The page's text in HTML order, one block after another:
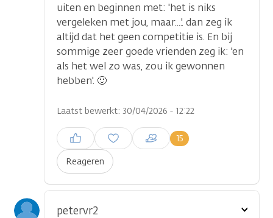
uiten en beginnen met: 'het is niks
vergeleken met jou, maar....'. dan zeg ik
altijd dat het geen competitie is. En bij
sommige zeer goede vrienden zeg ik: 'en
als het wel zo was, zou ik gewonnen
hebben'. 🙂
Laatst bewerkt: 30/04/2026 - 12:22
Reageren
15
Inloggen om een reactie te
plaatsen
petervr2
Toon